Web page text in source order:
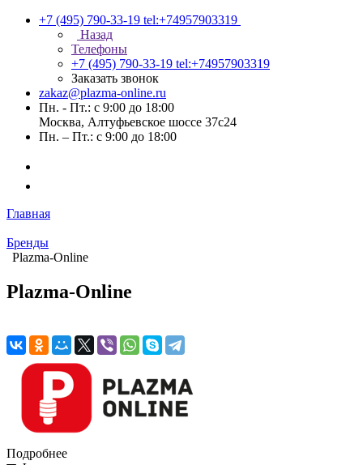
+7 (495) 790-33-19 tel:+74957903319
Назад
Телефоны
+7 (495) 790-33-19 tel:+74957903319
Заказать звонок
zakaz@plazma-online.ru
Пн. - Пт.: с 9:00 до 18:00
Москва, Алтуфьевское шоссе 37с24
Пн. – Пт.: с 9:00 до 18:00
Главная
Бренды
Plazma-Online
Plazma-Online
Подробнее